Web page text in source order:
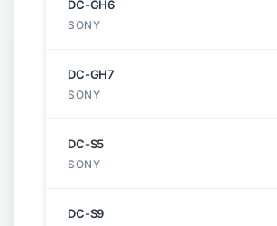
DC-GH6
SONY
DC-GH7
SONY
DC-S5
SONY
DC-S9